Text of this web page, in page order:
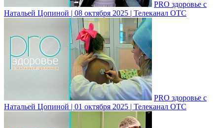
PRO здоровье с
Натальей Цопиной | 08 октября 2025 | Телеканал ОТС
PRO здоровье с
Натальей Цопиной | 01 октября 2025 | Телеканал ОТС